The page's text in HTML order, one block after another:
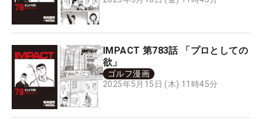
IMPACT 第783話 「プロとしての
欲」
ゴルフ漫画
2025年5月15日 (木) 11時45分